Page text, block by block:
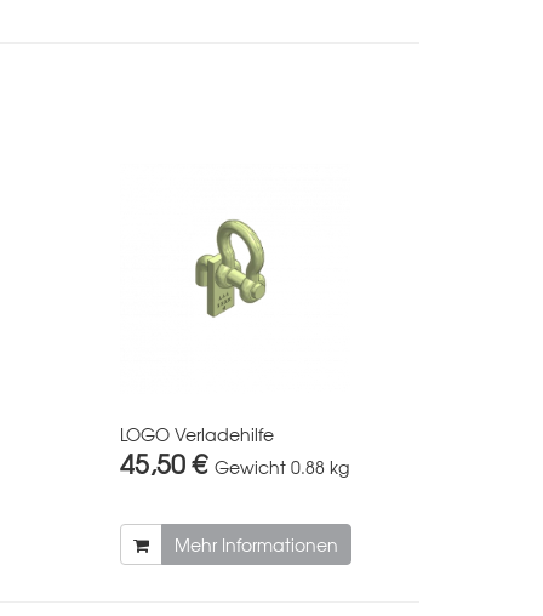
LOGO Verladehilfe
45,50 € Gewicht 0.88 kg
Mehr Informationen